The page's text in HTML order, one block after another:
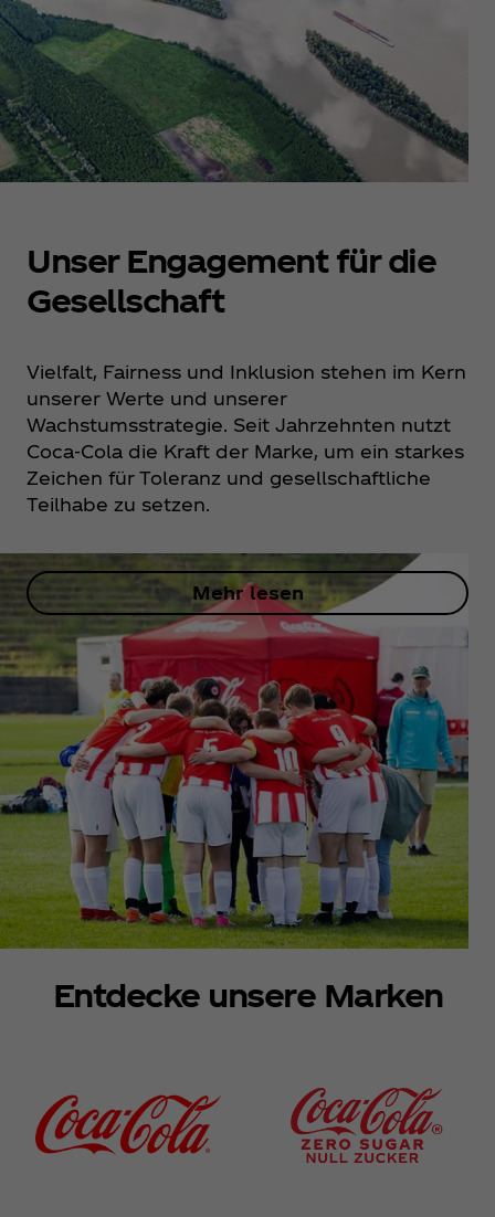
Unser Engagement für die
Gesellschaft
Vielfalt, Fairness und Inklusion stehen im Kern
unserer Werte und unserer
Wachstumsstrategie. Seit Jahrzehnten nutzt
Coca‑Cola die Kraft der Marke, um ein starkes
Zeichen für Toleranz und gesellschaftliche
Teilhabe zu setzen.
Mehr lesen
Entdecke unsere Marken